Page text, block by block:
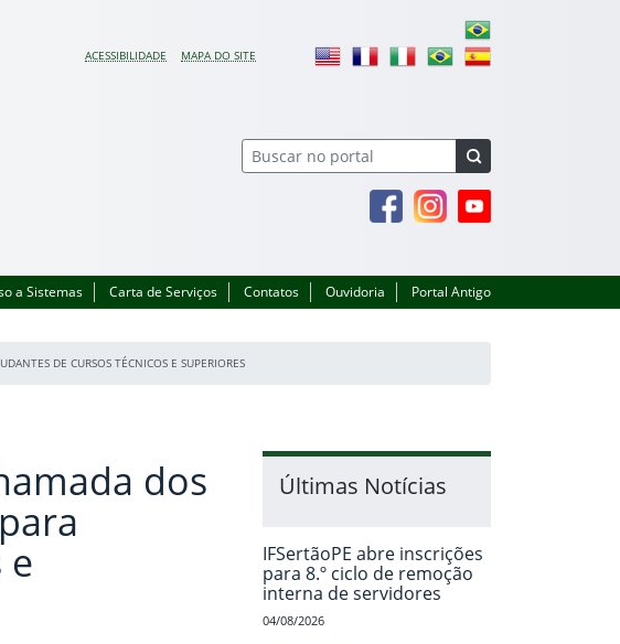
ACESSIBILIDADE MAPA DO SITE
FacebookInstagramYoutube
a Sistemas Carta de Serviços Contatos Ouvidoria Portal Antigo
DE CURSOS TÉCNICOS E SUPERIORES
dos
e
Últimas Notícias
IFSertãoPE abre inscrições
para 8.º ciclo de remoção
interna de servidores
04/08/2026